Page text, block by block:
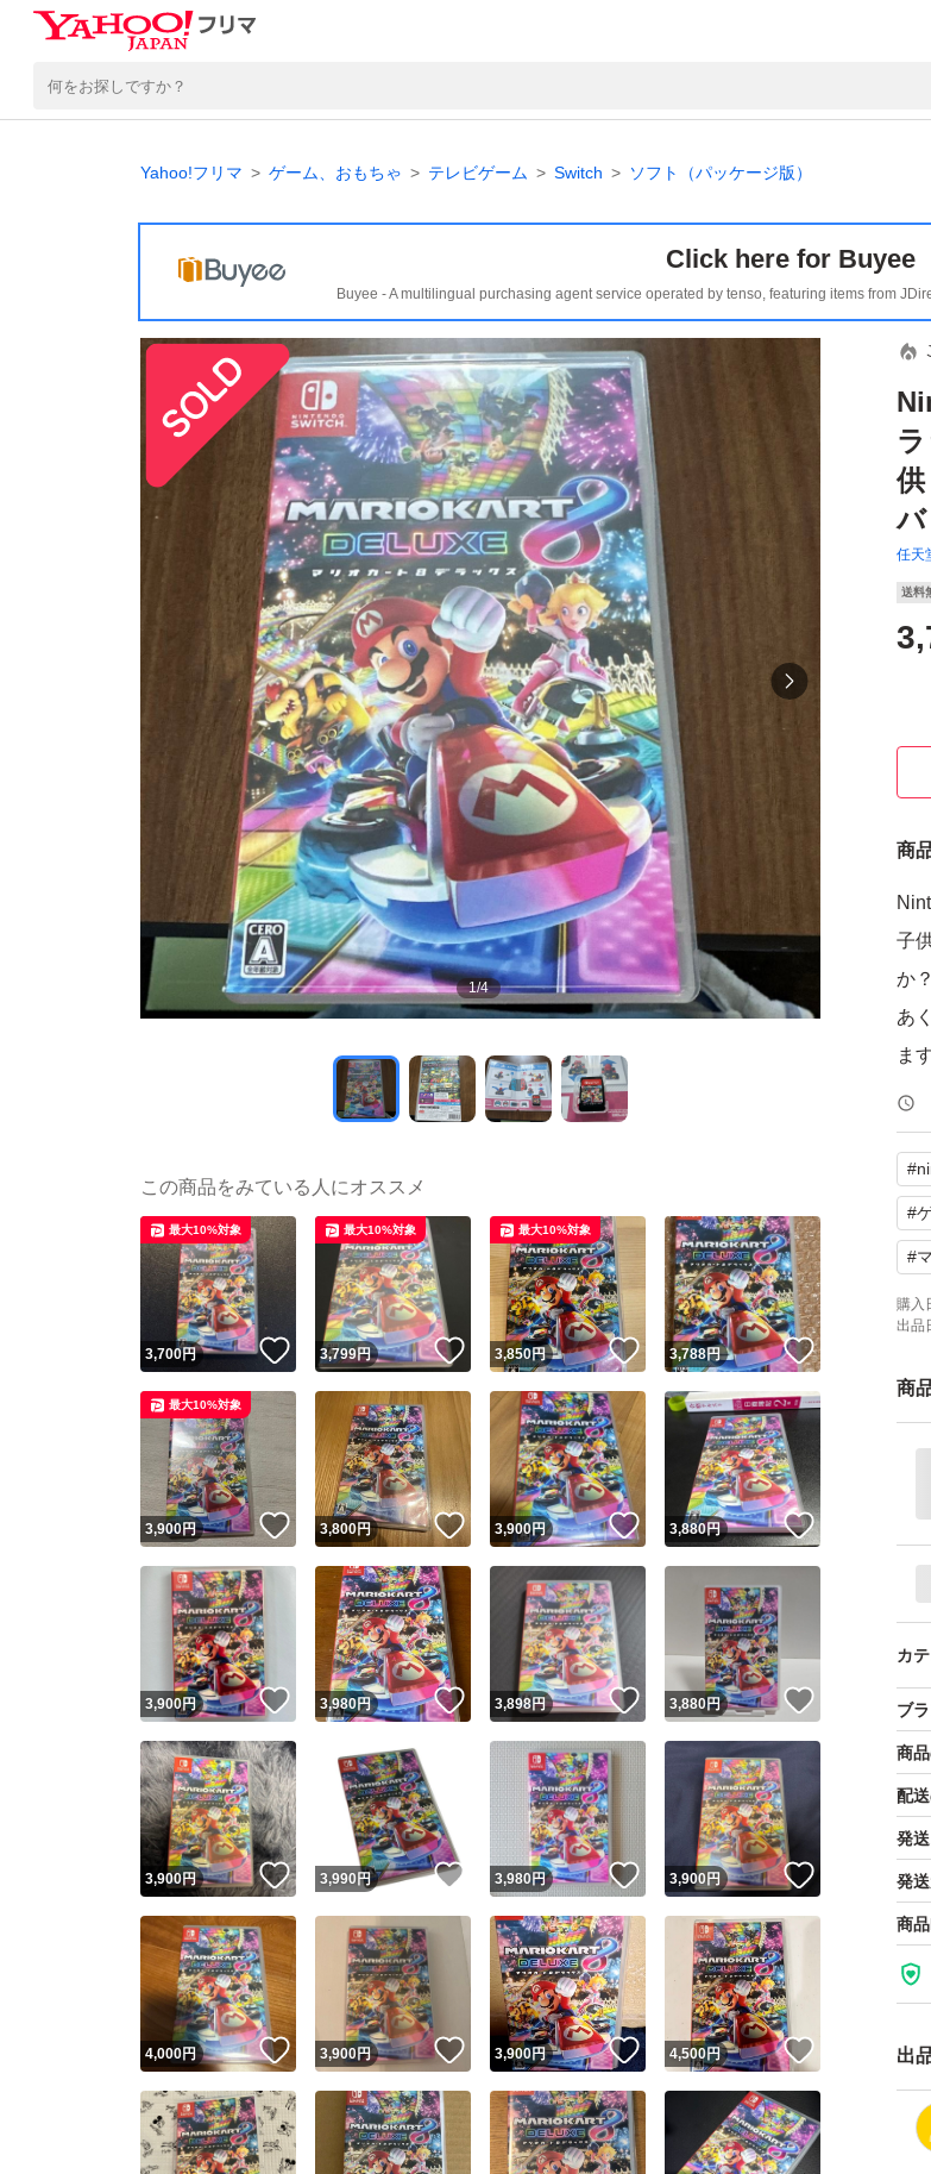
Yahoo!フリマ ゲーム、おもちゃ テレビゲーム Switch ソフト（パッケージ版）
Click here for Buyee
Buyee - A multilingual purchasing agent service operated by tenso, featuring items from
1/4
任天
送料
商
子
か？
あ
ま
#
#
#
購入
出品
商
カ
ブ
商
配
発
発
商
出
この商品をみている人にオススメ
3,700円 いいね！
最大10%対象
3,799円 いいね！
最大10%対象
3,850円 いいね！
最大10%対象
3,788円 いいね！
3,900円 いいね！
最大10%対象
3,800円 いいね！
3,900円 いいね！
3,880円 いいね！
3,900円 いいね！
3,980円 いいね！
3,898円 いいね！
3,880円
3,900円 いいね！
3,990 円 いいね！
3,980円 いいね！
3,900円
4,000円 いいね！
3,900円 いいね！
3,900円 いいね！
4,500円